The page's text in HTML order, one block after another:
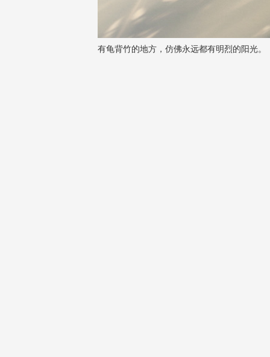
有龟背竹的地方，仿佛永远都有明烈的阳光。